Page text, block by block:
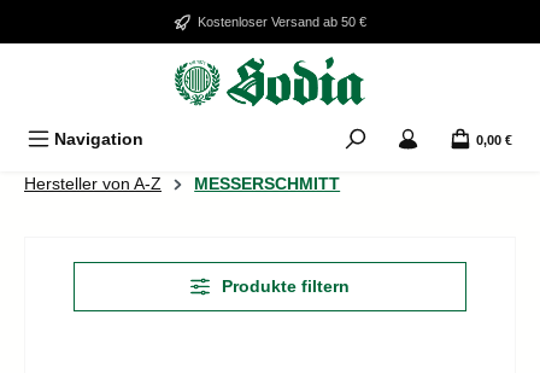
Zum Hauptinhalt springenKostenloser Versand ab 50 €
Navigation 0,00 €
Hersteller von A-Z MESSERSCHMITT
Produkte filtern